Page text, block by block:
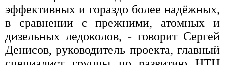
эффективных и гораздо более надёжных,
в сравнении с прежними, атомных и
дизельных ледоколов, - говорит Сергей
Денисов, руководитель проекта, главный